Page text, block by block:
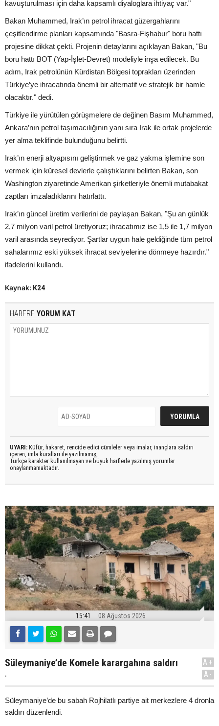
kavuşturulması için daha kapsamlı diyaloglara ihtiyaç var."
Bakan Muhammed, Irak’ın petrol ihracat güzergahlarını
çeşitlendirme planları kapsamında "Basra-Fişhabur" boru hattı
projesine dikkat çekti. Projenin detaylarını açıklayan Bakan, "Bu
boru hattı BOT (Yap-İşlet-Devret) modeliyle inşa edilecek. Bu
adım, Irak petrolünün Kürdistan Bölgesi toprakları üzerinden
Türkiye’ye ihracatında önemli bir alternatif ve stratejik bir hamle
olacaktır." dedi.
Türkiye ile yürütülen görüşmelere de değinen Basım Muhammed,
Ankara’nın petrol taşımacılığının yanı sıra Irak ile ortak projelerde
yer alma teklifinde bulunduğunu belirtti.
Irak’ın enerji altyapısını geliştirmek ve gaz yakma işlemine son
vermek için küresel devlerle çalıştıklarını belirten Bakan, son
Washington ziyaretinde Amerikan şirketleriyle önemli mutabakat
zaptları imzaladıklarını hatırlattı.
Irak’ın güncel üretim verilerini de paylaşan Bakan, "Şu an günlük
2,7 milyon varil petrol üretiyoruz; ihracatımız ise 1,5 ile 1,7 milyon
varil arasında seyrediyor. Şartlar uygun hale geldiğinde tüm petrol
sahalarımız eski yüksek ihracat seviyelerine dönmeye hazırdır."
ifadelerini kullandı.
Kaynak: K24
HABERE YORUM KAT
UYARI: Küfür, hakaret, rencide edici cümleler veya imalar, inançlara saldırı
içeren, imla kuralları ile yazılmamış,
Türkçe karakter kullanılmayan ve büyük harflerle yazılmış yorumlar
onaylanmamaktadır.
15:41 08 Ağustos 2026
Süleymaniye’de Komele karargahına saldırı
.
A+
A-
Süleymaniye’de bu sabah Rojhilatlı partiye ait merkezlere 4 dronla
saldırı düzenlendi.